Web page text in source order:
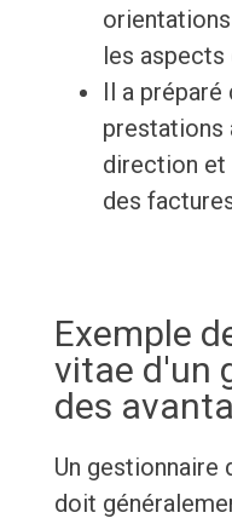
les aspects
Il a
prestations
direction et
des
Exemple
vitae d'un
des
Un gestionnaire
doit